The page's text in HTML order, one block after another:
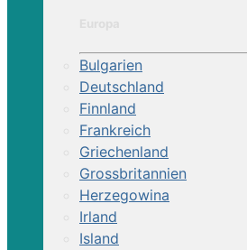
Über Uns
Bulgarien
Deutschland
Finnland
Frankreich
Griechenland
Grossbritannien
Herzegowina
Irland
Island